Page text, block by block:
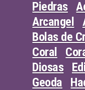
Piedras
Arcangel
Bolas de
Coral
Diosas
Geoda